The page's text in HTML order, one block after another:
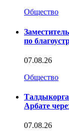
Общество
по
07.08.26
Общество
Арбате
07.08.26